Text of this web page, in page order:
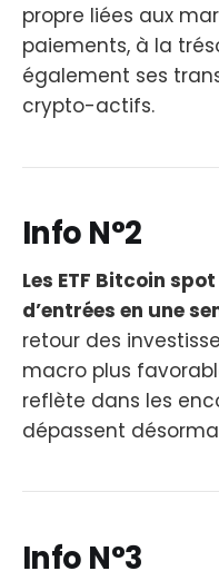
propre liées aux
paiements, à la
également ses
crypto-actifs.
Info N°2
Les ETF Bitcoin
d’entrées en une
retour des
macro plus
reflète dans les
dépassent
Info N°3